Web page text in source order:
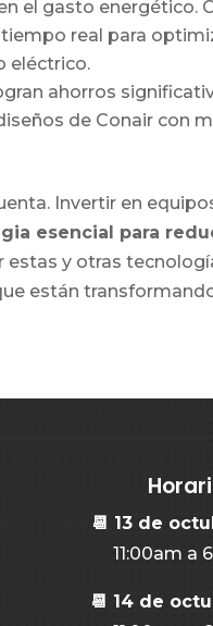
el gasto
real para
eléctrico.
ahorros
de Conair con
Invertir en
esencial para
estas y otras
están
📆 13 de
11:00am a
📆 14 de